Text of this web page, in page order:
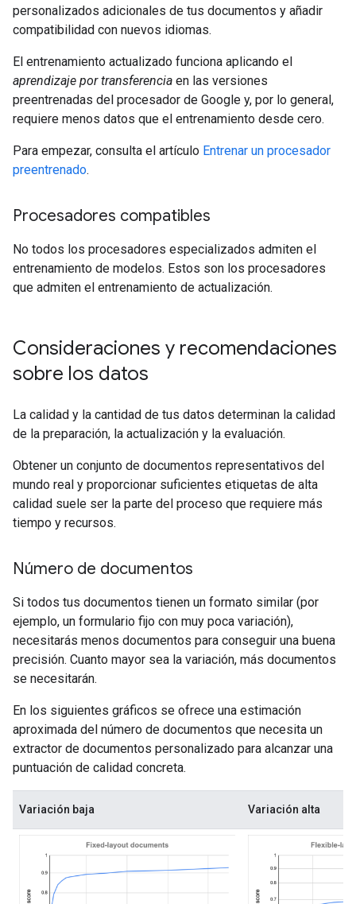
personalizados adicionales de tus documentos y añadir
compatibilidad con nuevos idiomas.
El entrenamiento actualizado funciona aplicando el
aprendizaje por transferencia en las versiones
preentrenadas del procesador de Google y, por lo general,
requiere menos datos que el entrenamiento desde cero.
Para empezar, consulta el artículo Entrenar un procesador
preentrenado.
Procesadores compatibles
No todos los procesadores especializados admiten el
entrenamiento de modelos. Estos son los procesadores
que admiten el entrenamiento de actualización.
Consideraciones y recomendaciones
sobre los datos
La calidad y la cantidad de tus datos determinan la calidad
de la preparación, la actualización y la evaluación.
Obtener un conjunto de documentos representativos del
mundo real y proporcionar suficientes etiquetas de alta
calidad suele ser la parte del proceso que requiere más
tiempo y recursos.
Número de documentos
Si todos tus documentos tienen un formato similar (por
ejemplo, un formulario fijo con muy poca variación),
necesitarás menos documentos para conseguir una buena
precisión. Cuanto mayor sea la variación, más documentos
se necesitarán.
En los siguientes gráficos se ofrece una estimación
aproximada del número de documentos que necesita un
extractor de documentos personalizado para alcanzar una
puntuación de calidad concreta.
Variación baja Variación alta